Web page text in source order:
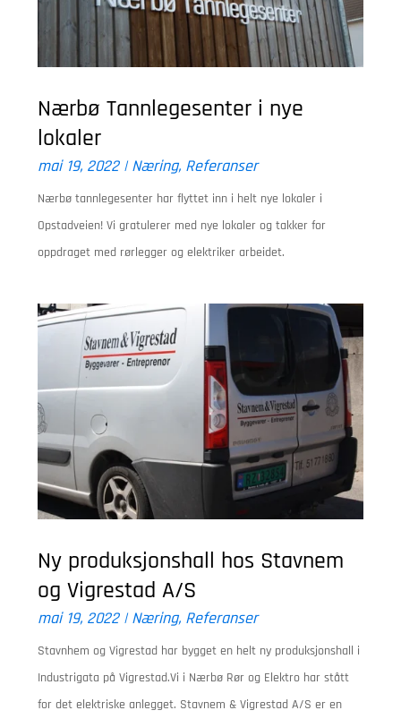
Nærbø Tannlegesenter i nye
lokaler
mai 19, 2022|Næring, Referanser
Nærbø tannlegesenter har flyttet inn i helt nye lokaler i
Opstadveien! Vi gratulerer med nye lokaler og takker for
oppdraget med rørlegger og elektriker arbeidet.
Ny produksjonshall hos Stavnem
og Vigrestad A/S
mai 19, 2022|Næring, Referanser
Stavnhem og Vigrestad har bygget en helt ny produksjonshall i
Industrigata på Vigrestad.Vi i Nærbø Rør og Elektro har stått
for det elektriske anlegget. Stavnem & Vigrestad A/S er en